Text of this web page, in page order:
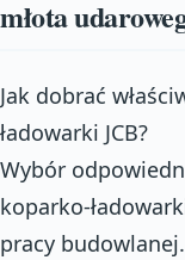
młota
Jak dobrać
ładowarki JCB?
Wybór
koparko-
pracy